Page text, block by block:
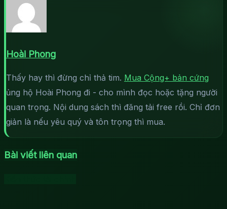
Hoài Phong
Thấy hay thì đừng chỉ thả tim. Mua Cộng+ bản cứng
ủng hộ Hoài Phong đi - cho mình đọc hoặc tặng người
quan trọng. Nội dung sách thì đăng tải free rồi. Chỉ đơn
giản là nếu yêu quý và tôn trọng thì mua.
Bài viết liên quan